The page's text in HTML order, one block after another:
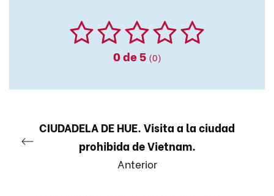
0de 5 (0)
CIUDADELA DE HUE. Visita a la ciudad
prohibida de Vietnam.
Anterior